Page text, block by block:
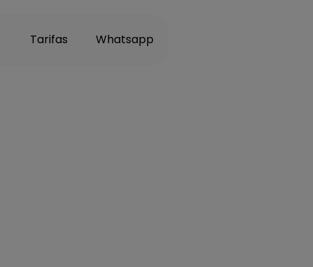
Tarifas Whatsapp